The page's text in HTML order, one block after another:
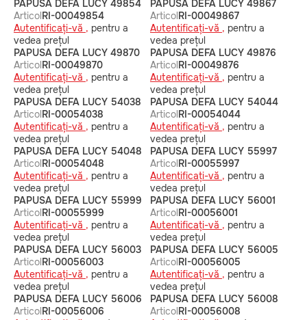
PAPUSA DEFA LUCY 49854
ArticolRI-00049854
Autentificați-vă , pentru a
vedea prețul
PAPUSA DEFA LUCY 49867
ArticolRI-00049867
Autentificați-vă , pentru a
vedea prețul
PAPUSA DEFA LUCY 49870
ArticolRI-00049870
Autentificați-vă , pentru a
vedea prețul
PAPUSA DEFA LUCY 49876
ArticolRI-00049876
Autentificați-vă , pentru a
vedea prețul
PAPUSA DEFA LUCY 54038
ArticolRI-00054038
Autentificați-vă , pentru a
vedea prețul
PAPUSA DEFA LUCY 54044
ArticolRI-00054044
Autentificați-vă , pentru a
vedea prețul
PAPUSA DEFA LUCY 54048
ArticolRI-00054048
Autentificați-vă , pentru a
vedea prețul
PAPUSA DEFA LUCY 55997
ArticolRI-00055997
Autentificați-vă , pentru a
vedea prețul
PAPUSA DEFA LUCY 55999
ArticolRI-00055999
Autentificați-vă , pentru a
vedea prețul
PAPUSA DEFA LUCY 56001
ArticolRI-00056001
Autentificați-vă , pentru a
vedea prețul
PAPUSA DEFA LUCY 56003
ArticolRI-00056003
Autentificați-vă , pentru a
vedea prețul
PAPUSA DEFA LUCY 56005
ArticolRI-00056005
Autentificați-vă , pentru a
vedea prețul
PAPUSA DEFA LUCY 56006
ArticolRI-00056006
PAPUSA DEFA LUCY 56008
ArticolRI-00056008